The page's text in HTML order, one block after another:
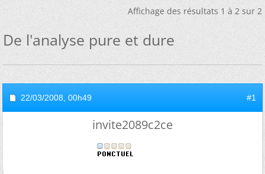
Affichage des résultats 1 à 2 sur 2
De l'analyse pure et dure
22/03/2008, 00h49 #1
invite2089c2ce